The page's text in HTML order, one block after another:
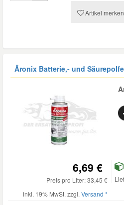
Artikel merken
Äronix Batterie,- und
6,69 €
Preis pro Liter: 33,45 €
inkl. 19% MwSt. zzgl. Versand *